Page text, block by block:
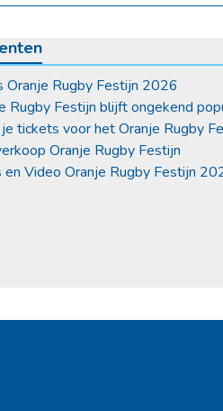
Oranje Rugby Festijn 2026
Rugby Festijn blijft ongekend
tickets voor het Oranje Rugby
Oranje Rugby Festijn
en Video Oranje Rugby Festijn